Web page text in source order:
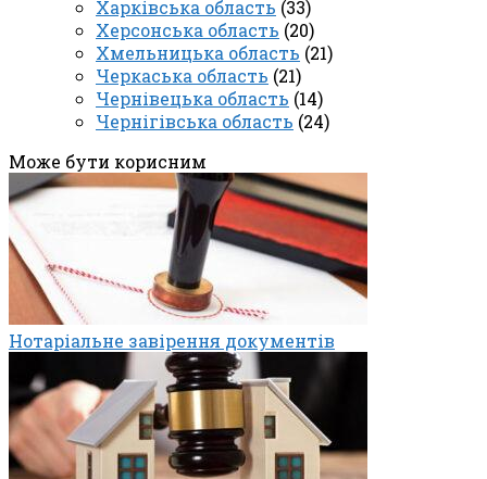
Харківська область (33)
Херсонська область (20)
Хмельницька область (21)
Черкаська область (21)
Чернівецька область (14)
Чернігівська область (24)
Може бути корисним
Нотаріальне завірення документів